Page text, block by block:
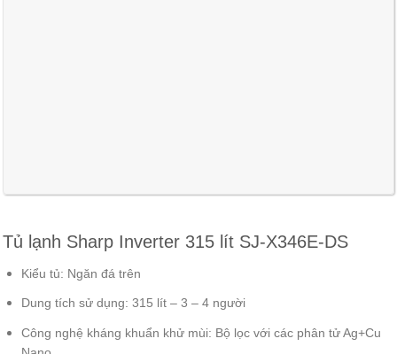
Tủ lạnh Sharp Inverter 315 lít SJ-X346E-DS
Kiểu tủ: Ngăn đá trên
Dung tích sử dụng: 315 lít – 3 – 4 người
Công nghệ kháng khuẩn khử mùi: Bộ lọc với các phân tử Ag+Cu